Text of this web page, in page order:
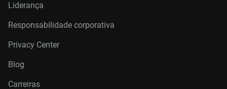
Liderança
Responsabilidade corporativa
Privacy Center
Blog
Carreiras